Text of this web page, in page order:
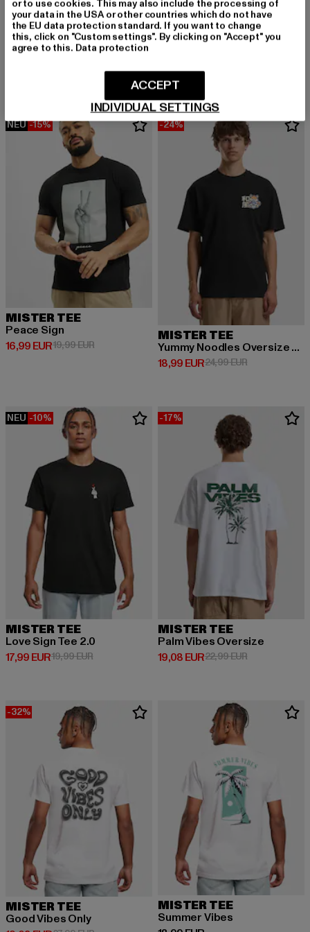
MISTER TEE
Yokohama Race Tee
Derzeitiger Preis: 18,99 EURAktionspreis: 24,99 EUR
MISTER TEE
Los Angeles Wording
NEU -15%
MISTER TEE
Peace Sign
16,99 EUR
Derzeitiger Preis: 16,99 EUR
19,99 EURAktionspreis: 19,99 EUR
-24%
MISTER TEE
Yummy Noodles Oversize Tee
18,99 EUR
Derzeitiger Preis: 18,99 EUR
24,99 EURAktionspreis:
NEU -10%
MISTER TEE
Love Sign Tee 2.0
17,99 EUR
Derzeitiger Preis: 17,99 EUR
19,99 EURAktionspreis: 19,99 EUR
-17%
MISTER TEE
Palm Vibes Oversize
19,08 EUR
Derzeitiger Preis: 19,08 EUR
22,99 EURAktionspreis:
-32%
MISTER TEE
Good Vibes Only
MISTER TEE
Summer Vibes
or to use cookies. This may also include the processing of
your data in the USA or other countries which do not have
the EU data protection standard. If you want to change
this, click on "Custom settings". By clicking on "Accept" you
agree to this. Data protection
INDIVIDUAL SETTINGS
ACCEPT